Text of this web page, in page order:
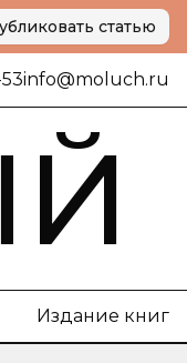
статью
info@moluch.ru
Издание книг